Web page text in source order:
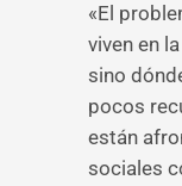
«El
viven en
sino
pocos
están
sociales